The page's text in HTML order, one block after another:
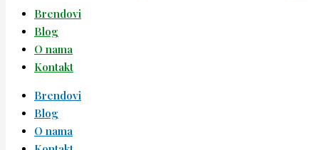
Brendovi
Blog
O nama
Kontakt
Brendovi
Blog
O nama